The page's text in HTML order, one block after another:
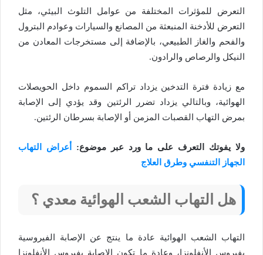
التعرض للمؤثرات المختلفة من عوامل التلوث البيئي، مثل
التعرض للأدخنة المنبعثة من المصانع والسيارات وعوادم البترول
والفحم والغاز الطبيعي، بالإضافة إلى مستخرجات المعادن من
النيكل والرصاص والرادون.
مع زيادة فترة التدخين يزداد تراكم السموم داخل الحويصلات
الهوائية، وبالتالي يزداد تضرر الرئتين وقد يؤدي إلى الإصابة
بمرض التهاب القصبات المزمن أو الإصابة بسرطان الرئتين.
ولا يفوتك التعرف على ما ورد عبر موضوع:
أعراض التهاب
الجهاز التنفسي وطرق العلاج
هل التهاب الشعب الهوائية معدي ؟
التهاب الشعب الهوائية عادة ما ينتج عن الإصابة الفيروسية
بفيروس الأنفلونزا، وعادة ما تكون الإصابة بفيروس الأنفلونزا